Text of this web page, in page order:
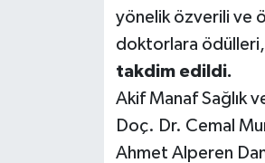
yönelik özverili ve
doktorlara ödülleri,
takdim edildi.
Akif Manaf Sağlık
Doç. Dr. Cemal
Ahmet Alperen